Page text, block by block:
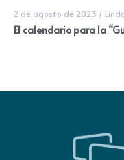
2 de agosto de 2023 /
El calendario para la